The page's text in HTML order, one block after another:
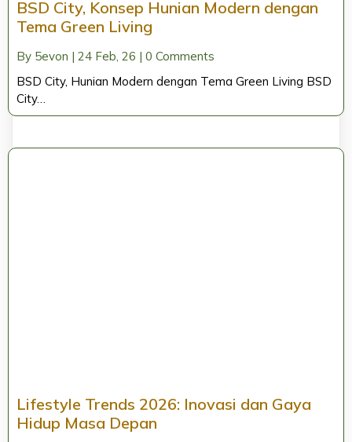
BSD City, Konsep Hunian Modern dengan
Tema Green Living
By 5evon | 24 Feb, 26 | 0 Comments
BSD City, Hunian Modern dengan Tema Green Living BSD
City…
Lifestyle Trends 2026: Inovasi dan Gaya
Hidup Masa Depan